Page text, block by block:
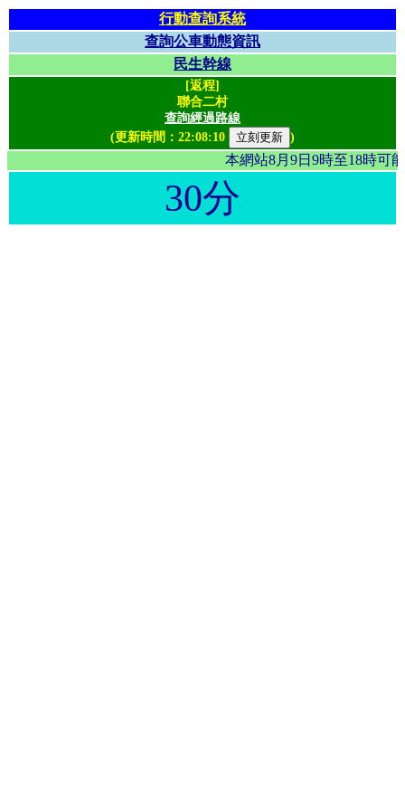
行動查詢系統
查詢公車動態資訊
民生幹線
[返程]
聯合二村
查詢經過路線
(更新時間： 22:08:10 )
本網站8月9日9時至18
30分